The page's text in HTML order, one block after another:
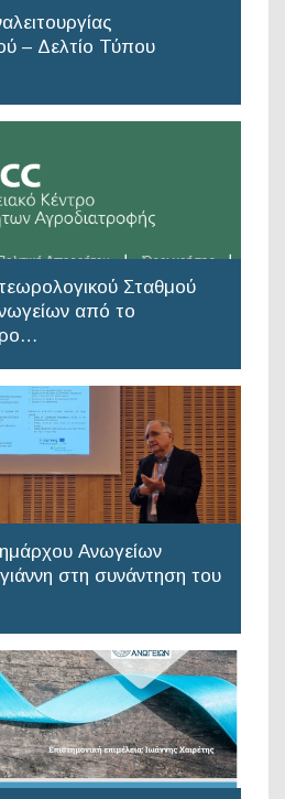
– Δελτίο Τύπου
Σταθμού
από το
Ανωγείων
στη συνάντηση του